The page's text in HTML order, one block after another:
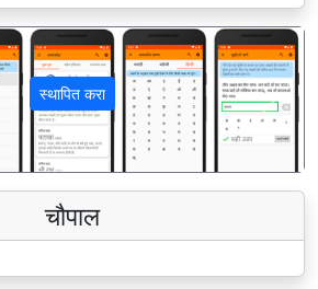
स्थापित करा
अगला
चौपाल